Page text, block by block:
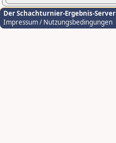
Der Schachturnier-Ergebnis-Server
Impressum / Nutzungsbedingungen